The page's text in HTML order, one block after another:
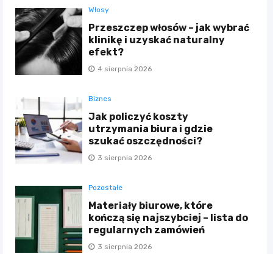
Włosy
Przeszczep włosów – jak wybrać
klinikę i uzyskać naturalny
efekt?
4 sierpnia 2026
Biznes
Jak policzyć koszty
utrzymania biura i gdzie
szukać oszczędności?
3 sierpnia 2026
Pozostałe
Materiały biurowe, które
kończą się najszybciej – lista do
regularnych zamówień
3 sierpnia 2026